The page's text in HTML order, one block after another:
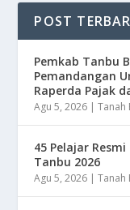
POST
Pemkab Tanbu
Pemandangan
Raperda Pajak
Agu 5, 2026 |Tanah
45 Pelajar
Tanbu 2026
Agu 5, 2026 |Tanah